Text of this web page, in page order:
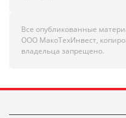
Все опубликованные
ООО МакоТехИнвест,
владельца запрещено.